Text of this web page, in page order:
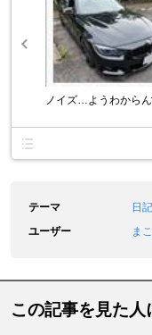
ノイズ…ようわからん
テーマ
日記
ユーザー
ま
この記事を見た人